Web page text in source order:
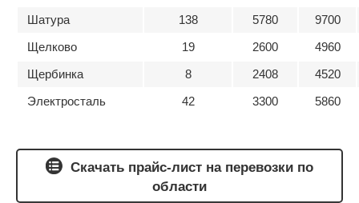
Шатура
138 5780
9700
Щелково
19 2600
4960
Щербинка
8 2408
4520
Электросталь
42 3300 5860
Скачать прайс-лист на перевозки по
области